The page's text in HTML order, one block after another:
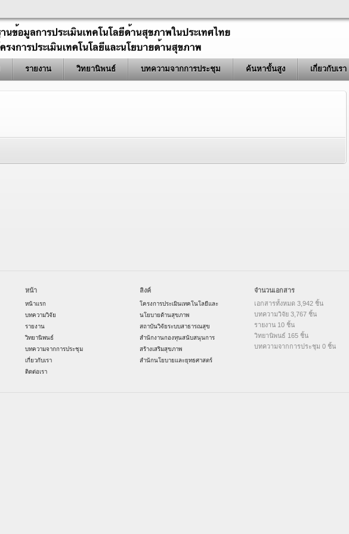
รายงาน วิทยานิพนธ์ บทความจากการประชุม ค้นหาขั้นสูง เกี่ยวกับเรา
หน้า
หน้าแรก
บทความวิจัย
รายงาน
วิทยานิพนธ์
บทความจากการประชุม
เกี่ยวกับเรา
ติดต่อเรา
ลิงค์
โครงการประเมินเทคโนโลยีและ
นโยบายด้านสุขภาพ
สถาบันวิจัยระบบสาธารณสุข
สำนักงานกองทุนสนับสนุนการ
สร้างเสริมสุขภาพ
สำนักนโยบายและยุทธศาสตร์
จำนวนเอกสาร
เอกสารทั้งหมด 3,942 ชิ้น
บทความวิจัย 3,767 ชิ้น
รายงาน 10 ชิ้น
วิทยานิพนธ์ 165 ชิ้น
บทความจากการประชุม 0 ชิ้น